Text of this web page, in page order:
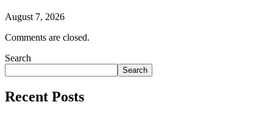
August 7, 2026
Comments are closed.
Search
Search
Recent Posts